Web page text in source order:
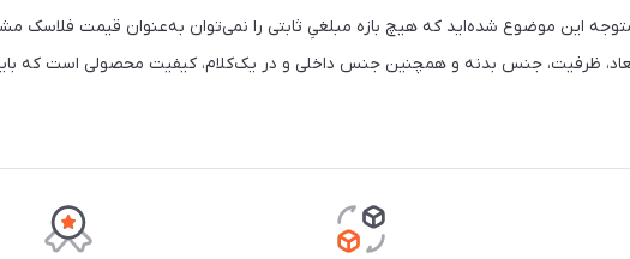
متوجه این موضوع شده‌اید که هیچ بازه مبلغیِ ثابتی را نمی‌توان به‌عنوان قیمت
ظرفیت، جنس بدنه و همچنین جنس داخلی و در یک‌کلام، کیفیت محصولی است که باید